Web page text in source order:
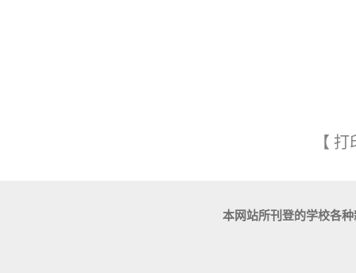
【 打
本网站所刊登的学校各